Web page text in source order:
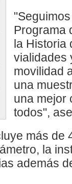
Programa
la Historia
vialidades
movilidad
una
una mejor
todos",
más de
la
además